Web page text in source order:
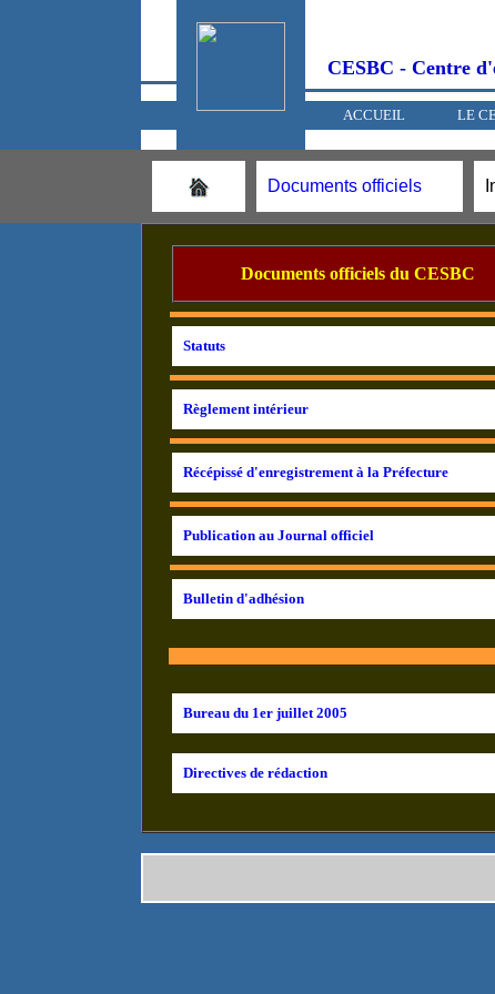
CESBC - Centre
ACCUEIL LE
Documents officiels
Documents officiels du CESBC
Statuts
Règlement intérieur
Récépissé d'enregistrement à la Préfecture
Publication au Journal officiel
Bulletin d'adhésion
Bureau du 1er juillet 2005
Directives de rédaction